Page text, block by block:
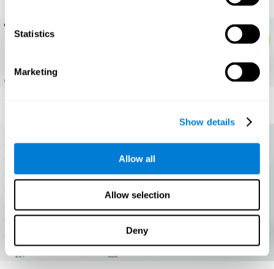
Statistics
Marketing
Show details
Allow all
Allow selection
Deny